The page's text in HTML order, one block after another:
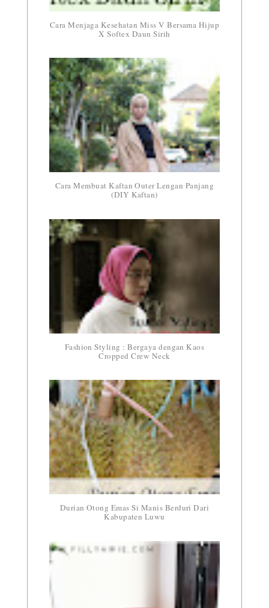
Cara Menjaga Kesehatan Miss V Bersama Hijup
X Softex Daun Sirih
Cara Membuat Kaftan Outer Lengan Panjang
(DIY Kaftan)
Fashion Styling : Bergaya dengan Kaos
Cropped Crew Neck
Durian Otong Emas Si Manis Berduri Dari
Kabupaten Luwu